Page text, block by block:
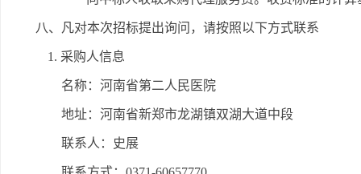
八、凡对本次招标提出询问，请按照以下方式联系
1. 采购人信息
名称：河南省第二人民医院
地址：河南省新郑市龙湖镇双湖大道中段
联系人：史展